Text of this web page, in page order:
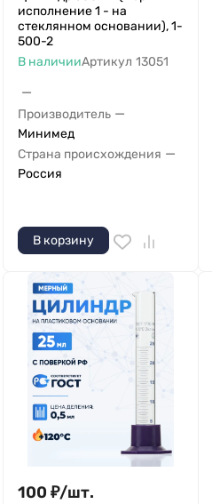
исполнение 1 - на
стеклянном основании), 1-
500-2
В наличииАртикул 13051
—
Производитель —
Минимед
Страна происхождения —
Россия
В корзину
100 ₽/шт.